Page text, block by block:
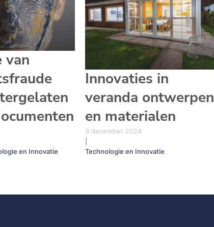
van
en Innovatie
Innovaties in
veranda ontwerpen
en materialen
3 december 2024
Technologie en Innovatie